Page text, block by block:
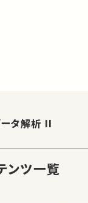
タ解析 II
ンツ一覧